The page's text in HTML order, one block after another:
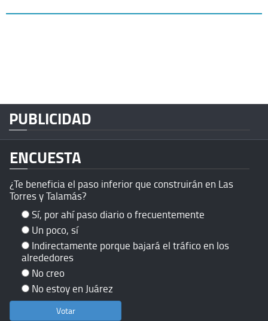
PUBLICIDAD
ENCUESTA
¿Te beneficia el paso inferior que construirán en Las
Torres y Talamás?
Sí, por ahí paso diario o frecuentemente
Un poco, sí
Indirectamente porque bajará el tráfico en los
alrededores
No creo
No estoy en Juárez